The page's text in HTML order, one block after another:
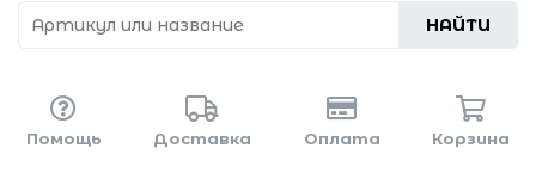
НАЙТИ
Помощь Доставка Оплата Корзина